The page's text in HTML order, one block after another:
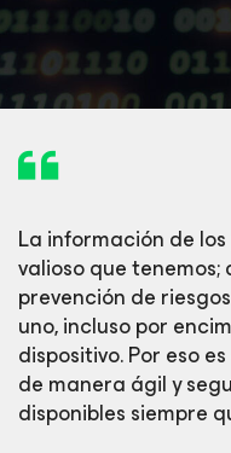
La información de
valioso que
prevención de
uno, incluso por
dispositivo. Por eso
de manera ágil y
disponibles siempre